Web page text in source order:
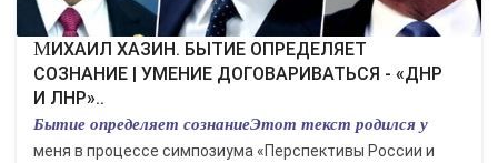
МИХАИЛ ХАЗИН. БЫТИЕ ОПРЕДЕЛЯЕТ
СОЗНАНИЕ | УМЕНИЕ ДОГОВАРИВАТЬСЯ - «ДНР
И ЛНР»..
Бытие определяет сознаниеЭтот текст родился у
меня в процессе симпозиума «Перспективы России и